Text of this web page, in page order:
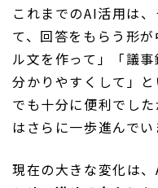
これまでのAI活用は
て、回答をもらう形
ル文を作って」「議
分かりやすくして」
でも十分に便利でし
はさらに一歩進んでい
現在の大きな変化は、